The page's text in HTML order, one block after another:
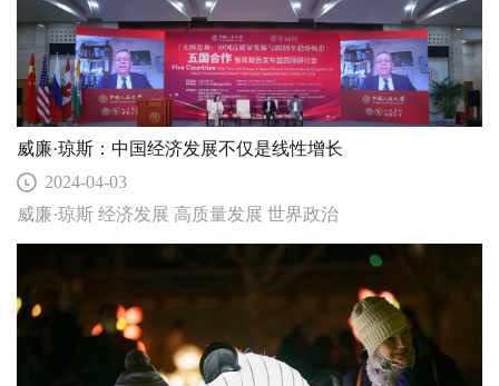
威廉·琼斯：中国经济发展不仅是线性增长
2024-04-03
威廉·琼斯 经济发展 高质量发展 世界政治